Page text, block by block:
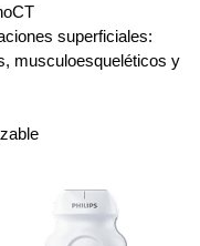
superficiales:
musculoesqueléticos y